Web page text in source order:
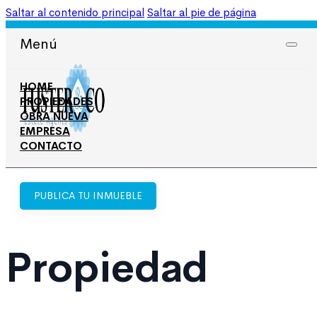
Saltar al contenido principal Saltar al pie de página
Menú
HOME
PROPIEDADES
OBRA NUEVA
EMPRESA
CONTACTO
PUBLICA TU INMUEBLE
Propiedad